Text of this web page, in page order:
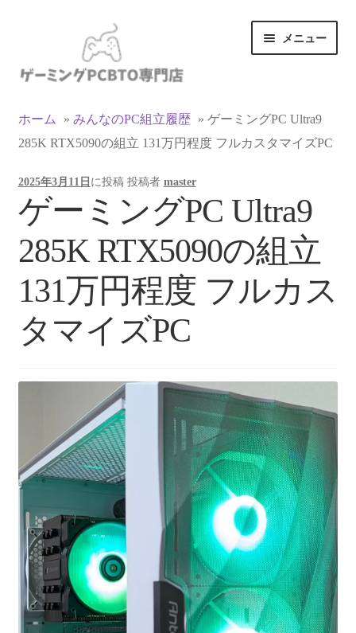
ゲ
ョ
ン
ス
キ
ッ
プ
テ
へ
ス
ッ
プ
メニュー
マイアカウント
支払い
お買い物カゴ
お買い物ガイド
LINEでお問い合わせ
フルカスタマイズ相談
みんなのPC組立履歴
ご使用時にあたって
ホーム » みんなのPC組立履歴 » ゲーミングPC Ultra9
285K RTX5090の組立 131万円程度 フルカスタマイズPC
2025年3月11日 に投稿 投稿者 master
ゲーミングPC Ultra9
285K RTX5090の組立
131万円程度 フルカス
タマイズPC